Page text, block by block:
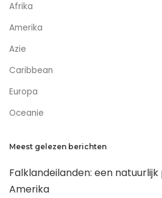
Afrika
Amerika
Azie
Caribbean
Europa
Oceanie
Meest gelezen berichten
Falklandeilanden: een natuurlijk
Amerika